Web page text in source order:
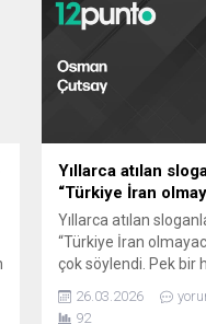
Yıllarca atılan
“Türkiye İran
Yıllarca atılan
“Türkiye İran
çok söylendi. Pek bir
İslamcılar ele geçirdi.
26.03.2026
92